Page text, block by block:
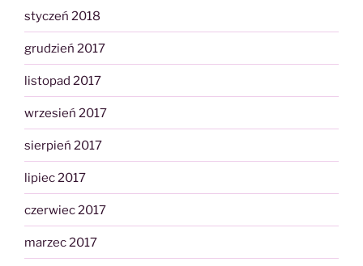
styczeń 2018
grudzień 2017
listopad 2017
wrzesień 2017
sierpień 2017
lipiec 2017
czerwiec 2017
marzec 2017